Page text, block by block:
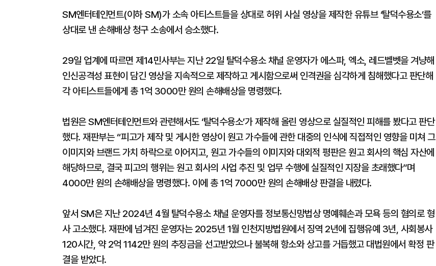
SM엔터테인먼트(이하 SM)가 소속 아티스트들을 상대로 허위 사실 영상을 제작한 유튜브 ‘탈덕수용소’를
상대로 낸 손해배상 청구 소송에서 승소했다.
29일 업계에 따르면 제14민사부는 지난 22일 탈덕수용소 채널 운영자가 에스파, 엑소, 레드벨벳을 겨냥해
인신공격성 표현이 담긴 영상을 지속적으로 제작하고 게시함으로써 인격권을 심각하게 침해했다고 판단해
각 아티스트들에게 총 1억 3000만 원의 손해배상을 명령했다.
법원은 SM엔터테인먼트와 관련해서도 ‘탈덕수용소’가 제작해 올린 영상으로 실질적인 피해를 봤다고 판단
했다. 재판부는 “피고가 제작 및 게시한 영상이 원고 가수들에 관한 대중의 인식에 직접적인 영향을 미쳐 그
이미지와 브랜드 가치 하락으로 이어지고, 원고 가수들의 이미지와 대외적 평판은 원고 회사의 핵심 자산에
해당하므로, 결국 피고의 행위는 원고 회사의 사업 추진 및 업무 수행에 실질적인 지장을 초래했다”며
4000만 원의 손해배상을 명령했다. 이에 총 1억 7000만 원의 손해배상 판결을 내렸다.
앞서 SM은 지난 2024년 4월 탈덕수용소 채널 운영자를 정보통신망법상 명예훼손과 모욕 등의 혐의로 형
사 고소했다. 재판에 넘겨진 운영자는 2025년 1월 인천지방법원에서 징역 2년에 집행유예 3년, 사회봉사
120시간, 약 2억 1142만 원의 추징금을 선고받았으나 불복해 항소와 상고를 거듭했고 대법원에서 확정 판
결을 받았다.